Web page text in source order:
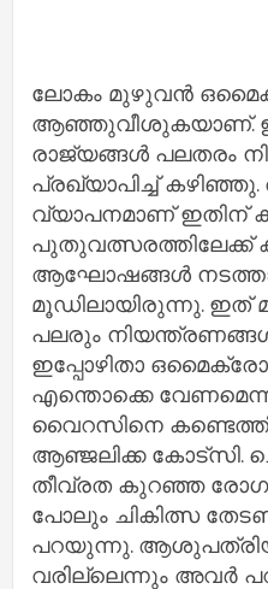
ലോകം മുഴുവന്‍
ആഞ്ഞുവീശുകയാണ്.
രാജ്യങ്ങള്‍ പലതരം
പ്രഖ്യാപിച്ച്
വ്യാപനമാണ് ഇതിന്
പുതുവത്സരത്തിലേക്ക്
ആഘോഷങ്ങള്‍
മൂഡിലായിരുന്നു. ഇത്
പലരും
ഇപ്പോഴിതാ
എന്തൊക്കെ
വൈറസിനെ
ആഞ്ജലിക്ക കോട്‌സി.
തീവ്രത കുറഞ്ഞ
പോലും ചികിത്സ
പറയുന്നു.
വരില്ലെന്നും അവര്‍